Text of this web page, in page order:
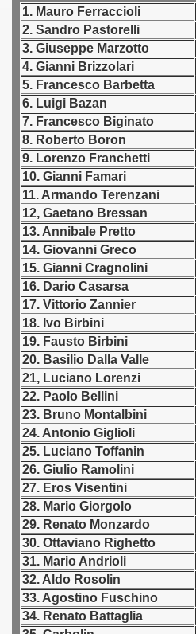
1. Mauro Ferraccioli
2. Sandro Pastorelli
3. Giuseppe Marzotto
4. Gianni Brizzolari
5. Francesco Barbetta
6. Luigi Bazan
7. Francesco Biginato
8. Roberto Boron
9. Lorenzo Franchetti
10. Gianni Famari
11. Armando Terenzani
12, Gaetano Bressan
13. Annibale Pretto
14. Giovanni Greco
15. Gianni Cragnolini
16. Dario Casarsa
17. Vittorio Zannier
18. Ivo Birbini
19. Fausto Birbini
20. Basilio Dalla Valle
21, Luciano Lorenzi
22. Paolo Bellini
23. Bruno Montalbini
24. Antonio Giglioli
25. Luciano Toffanin
26. Giulio Ramolini
27. Eros Visentini
28. Mario Giorgolo
29. Renato Monzardo
30. Ottaviano Righetto
31. Mario Andrioli
32. Aldo Rosolin
33. Agostino Fuschino
34. Renato Battaglia
- 1961
- 1962
- 1963
- 1964
- 1965
- 1966
- 1967
- 1968
- 1969
- 1970